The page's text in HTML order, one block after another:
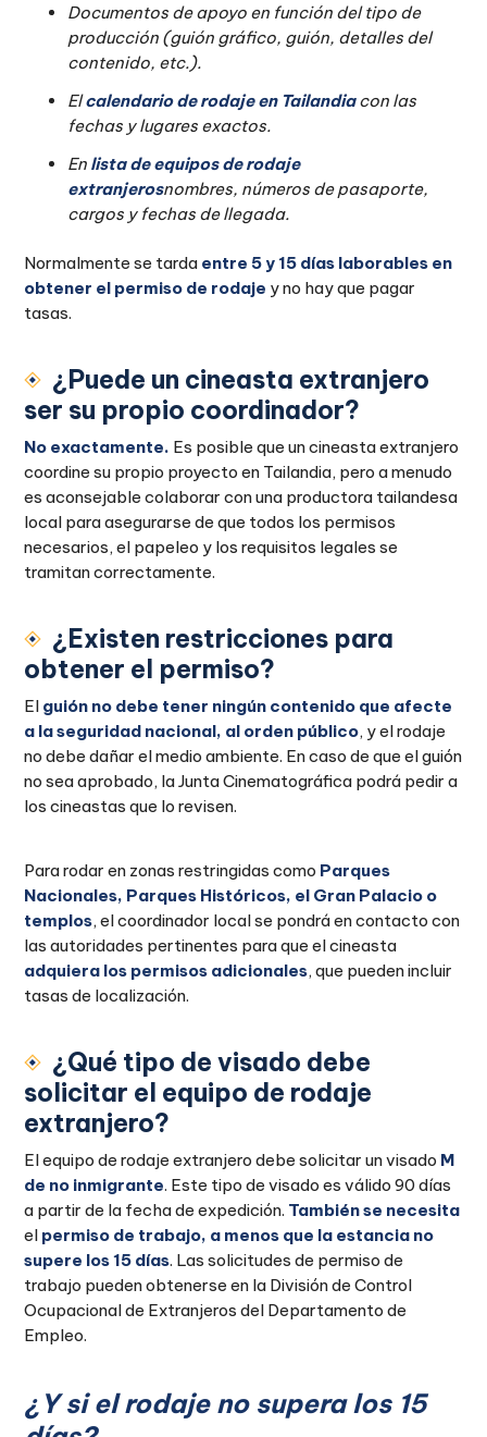
Documentos de apoyo en función del tipo de
producción (guión gráfico, guión, detalles del
contenido, etc.).
Elcalendario de rodaje en Tailandiacon las
fechas y lugares exactos.
En lista de equipos de rodaje
extranjerosnombres, números de pasaporte,
cargos y fechas de llegada.
Normalmente se tarda entre 5 y 15 días laborables en
obtener el permiso de rodaje y no hay que pagar
tasas.
¿Puede un cineasta extranjero
ser su propio coordinador?
No exactamente. Es posible que un cineasta extranjero
coordine su propio proyecto en Tailandia, pero a menudo
es aconsejable colaborar con una productora tailandesa
local para asegurarse de que todos los permisos
necesarios, el papeleo y los requisitos legales se
tramitan correctamente.
¿Existen restricciones para
obtener el permiso?
El guión no debe tener ningún contenido que afecte
a la seguridad nacional, al orden público, y el rodaje
no debe dañar el medio ambiente. En caso de que el guión
no sea aprobado, la Junta Cinematográfica podrá pedir a
los cineastas que lo revisen.
Para rodar en zonas restringidas como Parques
Nacionales, Parques Históricos, el Gran Palacio o
templos, el coordinador local se pondrá en contacto con
las autoridades pertinentes para que el cineasta
adquiera los permisos adicionales, que pueden incluir
tasas de localización.
¿Qué tipo de visado debe
solicitar el equipo de rodaje
extranjero?
El equipo de rodaje extranjero debe solicitar un visado M
de no inmigrante. Este tipo de visado es válido 90 días
a partir de la fecha de expedición. También se necesita
el permiso de trabajo, a menos que la estancia no
supere los 15 días. Las solicitudes de permiso de
trabajo pueden obtenerse en la División de Control
Ocupacional de Extranjeros del Departamento de
Empleo.
¿Y si el rodaje no supera los 15